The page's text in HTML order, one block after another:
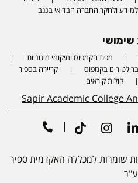
ולחקר החברה הבדואי בנגב
שימושי
מפת הקמפוס ומיקומי מיגוניות
בקמפוס
קריירה בספיר
קולות קוראים
Sapir Academic College
שומרות למכללה האקדמית ספיר
ע"ר
Linkedin
Instagram
Tiktok
|
Phone number